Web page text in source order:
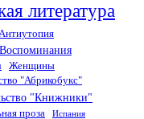
литература
Воспоминания
Женщины
"Абрикобукс"
"Книжники"
проза Испания